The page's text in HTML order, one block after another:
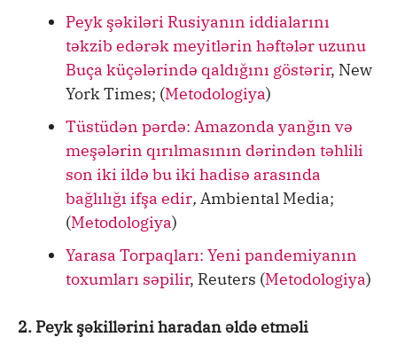
Peyk şəkiləri Rusiyanın iddialarını
təkzib edərək meyitlərin həftələr uzunu
Buça küçələrində qaldığını göstərir, New
York Times; (Metodologiya)
Tüstüdən pərdə: Amazonda yanğın və
meşələrin qırılmasının dərindən təhlili
son iki ildə bu iki hadisə arasında
bağlılığı ifşa edir, Ambiental Media;
(Metodologiya)
Yarasa Torpaqları: Yeni pandemiyanın
toxumları səpilir, Reuters (Metodologiya)
2. Peyk şəkillərini haradan əldə etməli